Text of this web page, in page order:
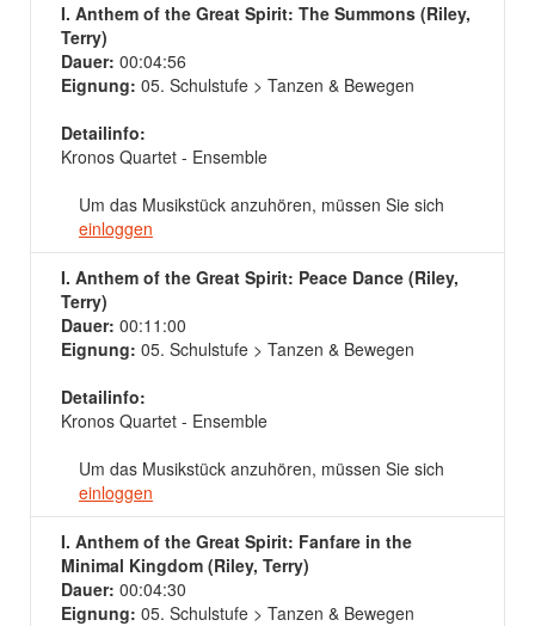
I. Anthem of the Great Spirit: The Summons (Riley,
Terry)
Dauer: 00:04:56
Eignung: 05. Schulstufe > Tanzen & Bewegen
Detailinfo:
Kronos Quartet - Ensemble
Um das Musikstück anzuhören, müssen Sie sich
einloggen
I. Anthem of the Great Spirit: Peace Dance (Riley,
Terry)
Dauer: 00:11:00
Eignung: 05. Schulstufe > Tanzen & Bewegen
Detailinfo:
Kronos Quartet - Ensemble
Um das Musikstück anzuhören, müssen Sie sich
einloggen
I. Anthem of the Great Spirit: Fanfare in the
Minimal Kingdom (Riley, Terry)
Dauer: 00:04:30
Eignung: 05. Schulstufe > Tanzen & Bewegen